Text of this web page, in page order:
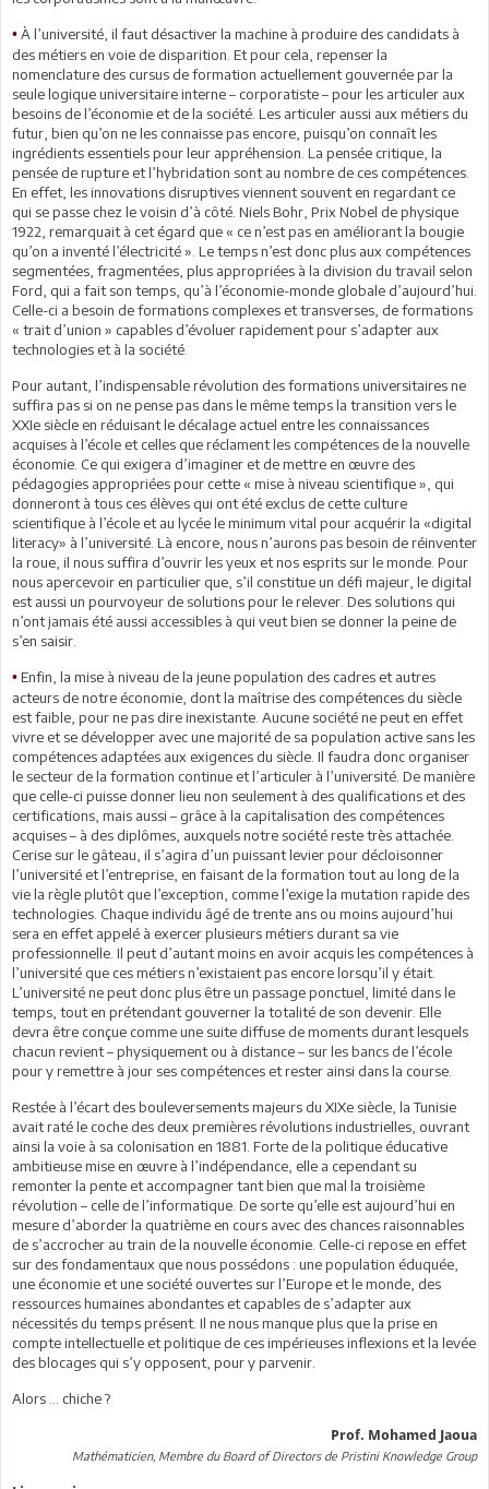
• À l’université, il faut désactiver la machine à produire des candidats à
des métiers en voie de disparition. Et pour cela, repenser la
nomenclature des cursus de formation actuellement gouvernée par la
seule logique universitaire interne – corporatiste – pour les articuler aux
besoins de l’économie et de la société. Les articuler aussi aux métiers du
futur, bien qu’on ne les connaisse pas encore, puisqu’on connaît les
ingrédients essentiels pour leur appréhension. La pensée critique, la
pensée de rupture et l’hybridation sont au nombre de ces compétences.
En effet, les innovations disruptives viennent souvent en regardant ce
qui se passe chez le voisin d’à côté. Niels Bohr, Prix Nobel de physique
1922, remarquait à cet égard que « ce n’est pas en améliorant la bougie
qu’on a inventé l’électricité ». Le temps n’est donc plus aux compétences
segmentées, fragmentées, plus appropriées à la division du travail selon
Ford, qui a fait son temps, qu’à l’économie-monde globale d’aujourd’hui.
Celle-ci a besoin de formations complexes et transverses, de formations
« trait d’union » capables d’évoluer rapidement pour s’adapter aux
technologies et à la société.
Pour autant, l’indispensable révolution des formations universitaires ne
suffira pas si on ne pense pas dans le même temps la transition vers le
XXIe siècle en réduisant le décalage actuel entre les connaissances
acquises à l’école et celles que réclament les compétences de la nouvelle
économie. Ce qui exigera d’imaginer et de mettre en œuvre des
pédagogies appropriées pour cette « mise à niveau scientifique », qui
donneront à tous ces élèves qui ont été exclus de cette culture
scientifique à l’école et au lycée le minimum vital pour acquérir la «digital
literacy» à l’université. Là encore, nous n’aurons pas besoin de réinventer
la roue, il nous suffira d’ouvrir les yeux et nos esprits sur le monde. Pour
nous apercevoir en particulier que, s’il constitue un défi majeur, le digital
est aussi un pourvoyeur de solutions pour le relever. Des solutions qui
n’ont jamais été aussi accessibles à qui veut bien se donner la peine de
s’en saisir.
• Enfin, la mise à niveau de la jeune population des cadres et autres
acteurs de notre économie, dont la maîtrise des compétences du siècle
est faible, pour ne pas dire inexistante. Aucune société ne peut en effet
vivre et se développer avec une majorité de sa population active sans les
compétences adaptées aux exigences du siècle. Il faudra donc organiser
le secteur de la formation continue et l’articuler à l’université. De manière
que celle-ci puisse donner lieu non seulement à des qualifications et des
certifications, mais aussi – grâce à la capitalisation des compétences
acquises – à des diplômes, auxquels notre société reste très attachée.
Cerise sur le gâteau, il s’agira d’un puissant levier pour décloisonner
l’université et l’entreprise, en faisant de la formation tout au long de la
vie la règle plutôt que l’exception, comme l’exige la mutation rapide des
technologies. Chaque individu âgé de trente ans ou moins aujourd’hui
sera en effet appelé à exercer plusieurs métiers durant sa vie
professionnelle. Il peut d’autant moins en avoir acquis les compétences à
l’université que ces métiers n’existaient pas encore lorsqu’il y était.
L’université ne peut donc plus être un passage ponctuel, limité dans le
temps, tout en prétendant gouverner la totalité de son devenir. Elle
devra être conçue comme une suite diffuse de moments durant lesquels
chacun revient – physiquement ou à distance – sur les bancs de l’école
pour y remettre à jour ses compétences et rester ainsi dans la course.
Restée à l’écart des bouleversements majeurs du XIXe siècle, la Tunisie
avait raté le coche des deux premières révolutions industrielles, ouvrant
ainsi la voie à sa colonisation en 1881. Forte de la politique éducative
ambitieuse mise en œuvre à l’indépendance, elle a cependant su
remonter la pente et accompagner tant bien que mal la troisième
révolution – celle de l’informatique. De sorte qu’elle est aujourd’hui en
mesure d’aborder la quatrième en cours avec des chances raisonnables
de s’accrocher au train de la nouvelle économie. Celle-ci repose en effet
sur des fondamentaux que nous possédons : une population éduquée,
une économie et une société ouvertes sur l’Europe et le monde, des
ressources humaines abondantes et capables de s’adapter aux
nécessités du temps présent. Il ne nous manque plus que la prise en
compte intellectuelle et politique de ces impérieuses inflexions et la levée
des blocages qui s’y opposent, pour y parvenir.
Alors ... chiche ?
Prof. Mohamed Jaoua
Mathématicien, Membre du Board of Directors de Pristini Knowledge Group